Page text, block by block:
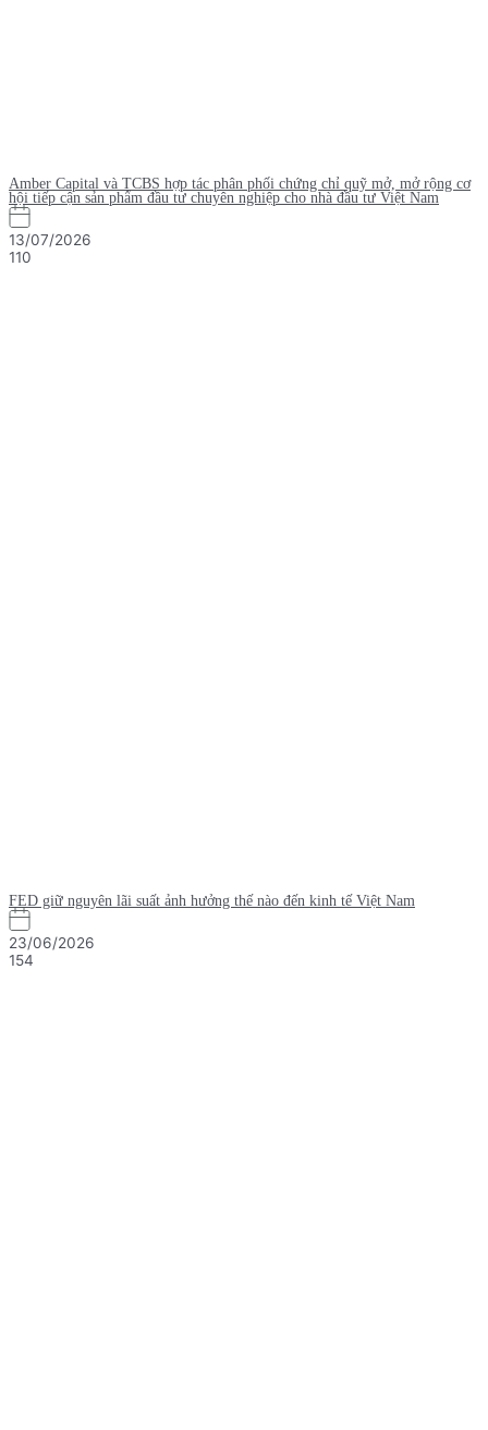
Amber Capital và TCBS hợp tác phân phối chứng chỉ quỹ mở, mở rộng cơ
hội tiếp cận sản phẩm đầu tư chuyên nghiệp cho nhà đầu tư Việt Nam
13/07/2026
110
FED giữ nguyên lãi suất ảnh hưởng thế nào đến kinh tế Việt Nam
23/06/2026
154